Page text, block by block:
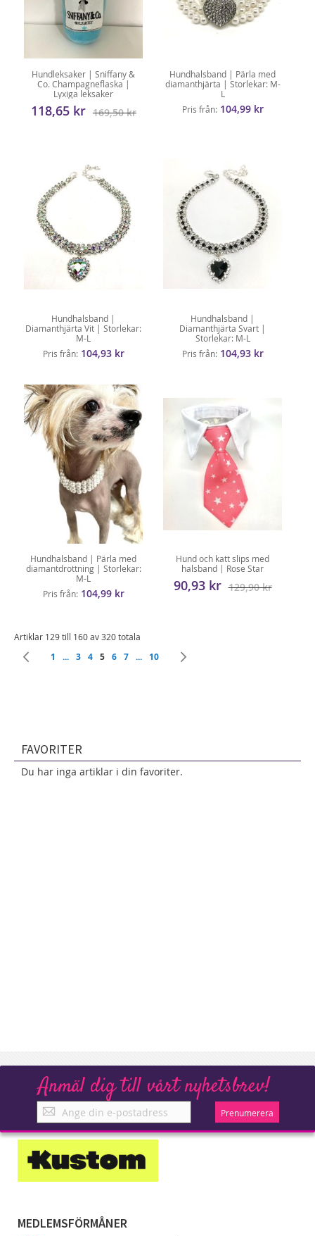
Hundleksaker | Sniffany &
Co. Champagneflaska |
Lyxiga leksaker
118,65 kr 169,50 kr
Hundhalsband | Pärla med
diamanthjärta | Storlekar: M-
L
Pris från 104,99 kr
Hundhalsband |
Diamanthjärta Vit | Storlekar:
M-L
Pris från 104,93 kr
Hundhalsband |
Diamanthjärta Svart |
Storlekar: M-L
Pris från 104,93 kr
Hundhalsband | Pärla med
diamantdrottning | Storlekar:
M-L
Pris från 104,99 kr
Hund och katt slips med
halsband | Rose Star
90,93 kr 129,90 kr
Artiklar 129 till 160 av 320 totala
Page Page
Föregående
Page
1 ... Page
3 Page
4 You're currently reading page
5 Page
6 Page
7 ... Page
10
FAVORITER
Du har inga artiklar i din favoriter.
Anmäl dig till vårt nyhetsbrev!
Anmäl
dig
till
vårt
nyhetsbrev!
Prenumerera
MEDLEMSFÖRMÅNER